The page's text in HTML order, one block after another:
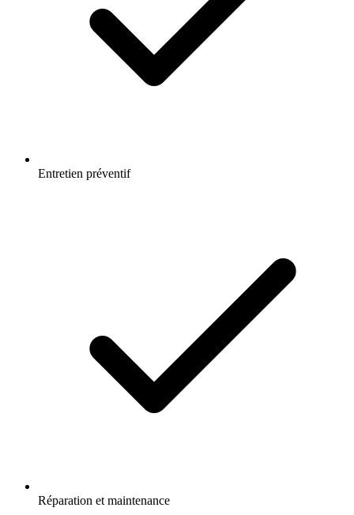
Entretien préventif
Réparation et maintenance